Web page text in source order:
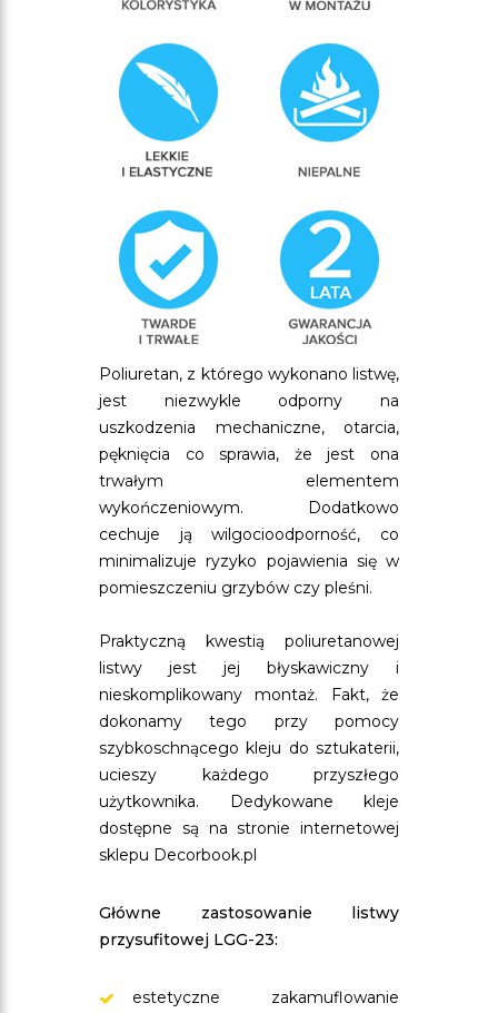
Poliuretan, z którego wykonano listwę,
jest niezwykle odporny na
uszkodzenia mechaniczne, otarcia,
pęknięcia co sprawia, że jest ona
trwałym elementem
wykończeniowym. Dodatkowo
cechuje ją wilgocioodporność, co
minimalizuje ryzyko pojawienia się w
pomieszczeniu grzybów czy pleśni.
Praktyczną kwestią poliuretanowej
listwy jest jej błyskawiczny i
nieskomplikowany montaż. Fakt, że
dokonamy tego przy pomocy
szybkoschnącego kleju do sztukaterii,
ucieszy każdego przyszłego
użytkownika. Dedykowane kleje
dostępne są na stronie internetowej
sklepu Decorbook.pl
Główne zastosowanie listwy
przysufitowej LGG-23:
estetyczne zakamuflowanie